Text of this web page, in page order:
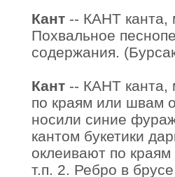
Кант -- КАНТ канта,
Похвальное
содержания.
Кант -- КАНТ канта,
по краям или швам
носили синие
кантом букетики
оклеивают по краям
т.п. 2. Ребро в